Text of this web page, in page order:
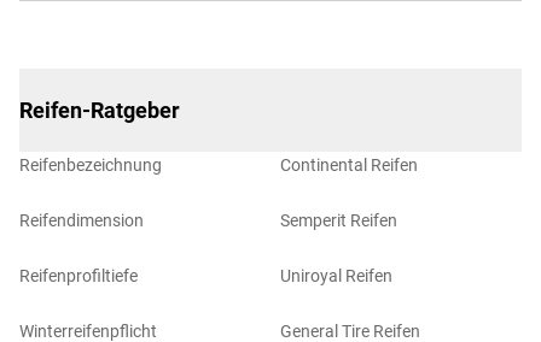
Reifen-Ratgeber
Reifenbezeichnung
Reifendimension
Reifenprofiltiefe
Winterreifenpflicht
Continental Reifen
Semperit Reifen
Uniroyal Reifen
General Tire Reifen